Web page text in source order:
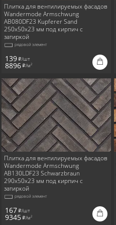
Плитка для вентилируемых фасадов
Wandermode Armschwung
AB080DF23 Kupferer Sand
250x50x23 мм под кирпич с
затиркой
рядовой элемент
139 i/шт
8896 i/м2
Плитка для вентилируемых фасадов
Wandermode Armschwung
AB130LDF23 Schwarzbraun
290x50x23 мм под кирпич с
затиркой
рядовой элемент
167 i/шт
9345 i/м2